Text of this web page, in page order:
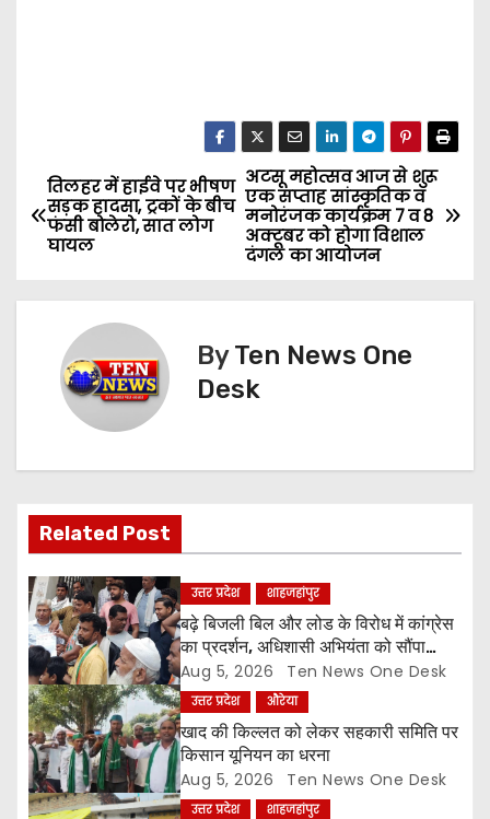
P
o
v
i
g
a
t
i
o
n
अटसू महोत्सव आज से शुरू
एक सप्ताह सांस्कृतिक व
मनोरंजक कार्यक्रम 7 व 8
अक्टूबर को होगा विशाल
दंगल का आयोजन
तिलहर में हाईवे पर भीषण
सड़क हादसा, ट्रकों के बीच
फंसी बोलेरो, सात लोग
घायल
ByTen News One
Desk
Related Post
उत्तर प्रदेश शाहजहांपुर
बढ़े बिजली बिल और लोड के विरोध में कांग्रेस
का प्रदर्शन, अधिशासी अभियंता को सौंपा
ज्ञापन
Aug 5, 2026 Ten News One Desk
उत्तर प्रदेश औरेया
खाद की किल्लत को लेकर सहकारी समिति पर
किसान यूनियन का धरना
Aug 5, 2026 Ten News One Desk
उत्तर प्रदेश शाहजहांपुर